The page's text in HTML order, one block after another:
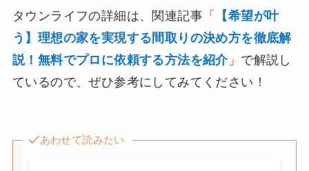
タウンライフの詳細は、関連記事「
【希望が叶
う】理想の家を実現する間取りの決め方を徹底解
説！無料でプロに依頼する方法を紹介」で解説し
ているので、ぜひ参考にしてみてください！
あわせて読みたい